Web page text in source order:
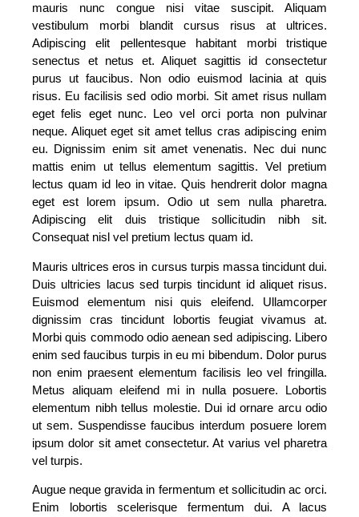
mauris nunc congue nisi vitae suscipit. Aliquam
vestibulum morbi blandit cursus risus at ultrices.
Adipiscing elit pellentesque habitant morbi tristique
senectus et netus et. Aliquet sagittis id consectetur
purus ut faucibus. Non odio euismod lacinia at quis
risus. Eu facilisis sed odio morbi. Sit amet risus nullam
eget felis eget nunc. Leo vel orci porta non pulvinar
neque. Aliquet eget sit amet tellus cras adipiscing enim
eu. Dignissim enim sit amet venenatis. Nec dui nunc
mattis enim ut tellus elementum sagittis. Vel pretium
lectus quam id leo in vitae. Quis hendrerit dolor magna
eget est lorem ipsum. Odio ut sem nulla pharetra.
Adipiscing elit duis tristique sollicitudin nibh sit.
Consequat nisl vel pretium lectus quam id.
Mauris ultrices eros in cursus turpis massa tincidunt dui.
Duis ultricies lacus sed turpis tincidunt id aliquet risus.
Euismod elementum nisi quis eleifend. Ullamcorper
dignissim cras tincidunt lobortis feugiat vivamus at.
Morbi quis commodo odio aenean sed adipiscing. Libero
enim sed faucibus turpis in eu mi bibendum. Dolor purus
non enim praesent elementum facilisis leo vel fringilla.
Metus aliquam eleifend mi in nulla posuere. Lobortis
elementum nibh tellus molestie. Dui id ornare arcu odio
ut sem. Suspendisse faucibus interdum posuere lorem
ipsum dolor sit amet consectetur. At varius vel pharetra
vel turpis.
Augue neque gravida in fermentum et sollicitudin ac orci.
Enim lobortis scelerisque fermentum dui. A lacus